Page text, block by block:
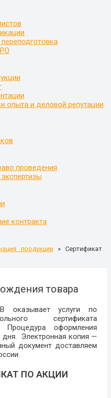
опыта и деловой репутации
проведения
контракта
продукции »Сертификат
товара
оказывает услуги по
сертификата
оформления
дня. Электронная копия —
документ доставляем
ПО АКЦИИ